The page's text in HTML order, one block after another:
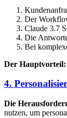
Der
Claude 3.7
Die
Bei
Der Hauptvorteil:
4.
Die
nutzen, um